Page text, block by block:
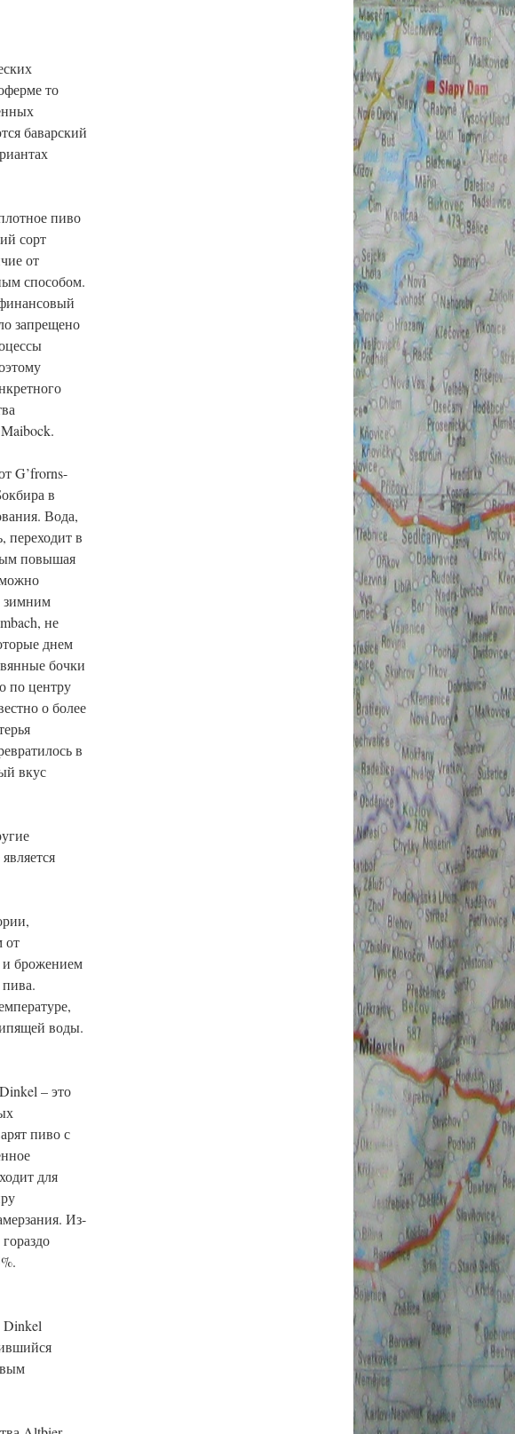
то
баварский
пиво
сорт
от
способом.
запрещено
G’frorns-
в
Вода,
переходит в
повышая
зимним
не
днем
бочки
по центру
о более
в
вкус
от
и брожением
воды.
– это
пиво с
для
Из-